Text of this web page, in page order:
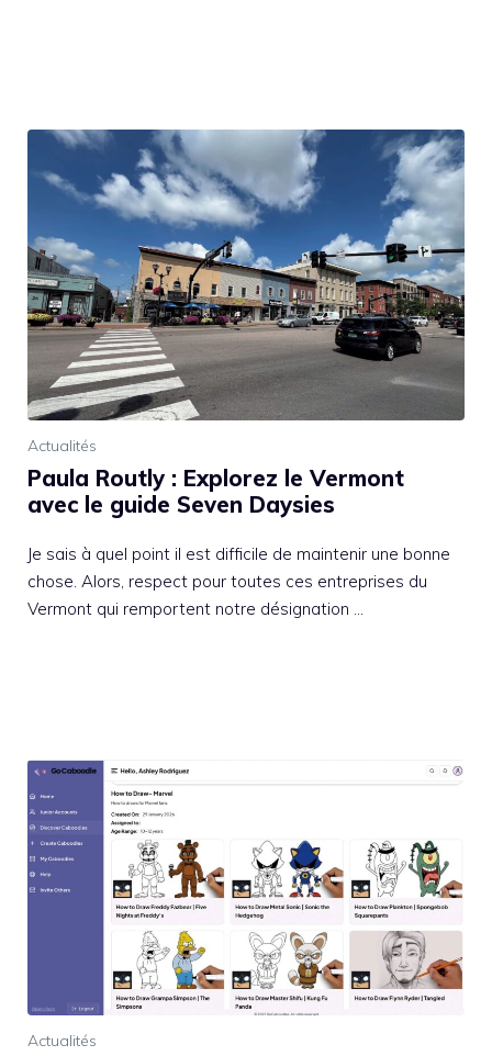
Actualités
Paula Routly : Explorez le Vermont
avec le guide Seven Daysies
Je sais à quel point il est difficile de maintenir une bonne
chose. Alors, respect pour toutes ces entreprises du
Vermont qui remportent notre désignation …
Actualités